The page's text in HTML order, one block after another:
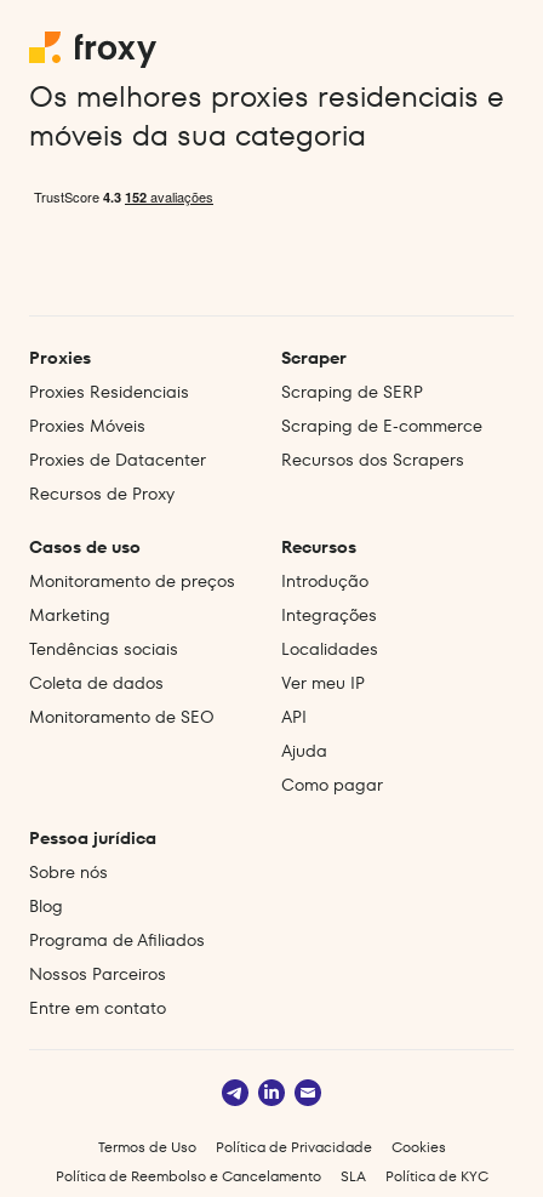
Os melhores proxies residenciais e
móveis da sua categoria
Proxies
Proxies Residenciais
Proxies Móveis
Proxies de Datacenter
Recursos de Proxy
Scraper
Scraping de SERP
Scraping de E‑commerce
Recursos dos Scrapers
Casos de uso
Monitoramento de preços
Marketing
Tendências sociais
Coleta de dados
Monitoramento de SEO
Recursos
Introdução
Integrações
Localidades
Ver meu IP
API
Ajuda
Como pagar
Pessoa jurídica
Sobre nós
Blog
Programa de Afiliados
Nossos Parceiros
Entre em contato
Termos de Uso Política de Privacidade
Cookies
Política de Reembolso e Cancelamento
SLA
Política de KYC